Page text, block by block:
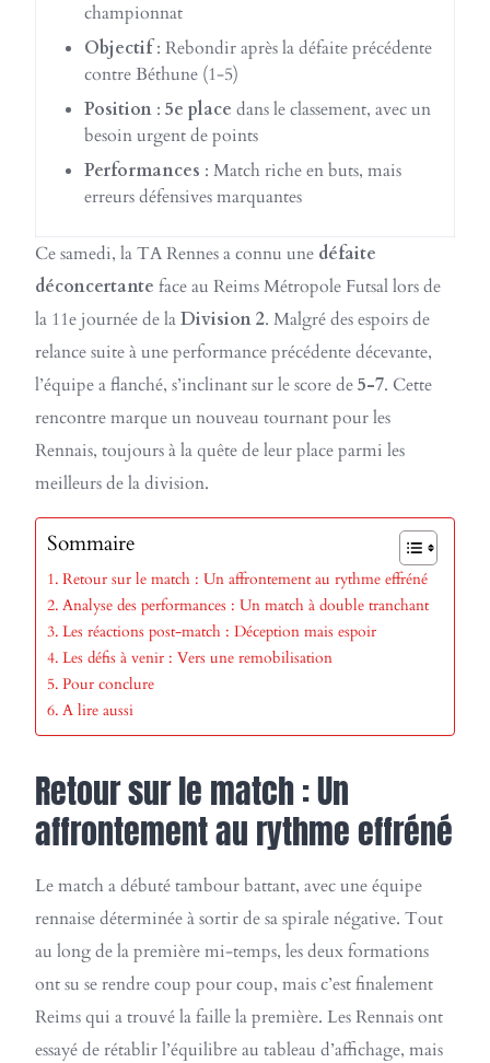
championnat
Objectif: Rebondir après la défaite précédente
contre Béthune (1-5)
Position : 5e place dans le classement, avec un
besoin urgent de points
Performances : Match riche en buts, mais
erreurs défensives marquantes
Ce samedi, la TA Rennes a connu une défaite
déconcertante face au Reims Métropole Futsal lors de
la 11e journée de laDivision 2. Malgré des espoirs de
relance suite à une performance précédente décevante,
l’équipe a flanché, s’inclinant sur le score de5-7. Cette
rencontre marque un nouveau tournant pour les
Rennais, toujours à la quête de leur place parmi les
meilleurs de la division.
Sommaire
Retour sur le match : Un affrontement au rythme effréné
Analyse des performances : Un match à double tranchant
Les réactions post-match : Déception mais espoir
Les défis à venir : Vers une remobilisation
Pour conclure
A lire aussi
Retour sur le match : Un
affrontement au rythme effréné
Le match a débuté tambour battant, avec une équipe
rennaise déterminée à sortir de sa spirale négative. Tout
au long de la première mi-temps, les deux formations
ont su se rendre coup pour coup, mais c’est finalement
Reims qui a trouvé la faille la première. Les Rennais ont
essayé de rétablir l’équilibre au tableau d’affichage, mais